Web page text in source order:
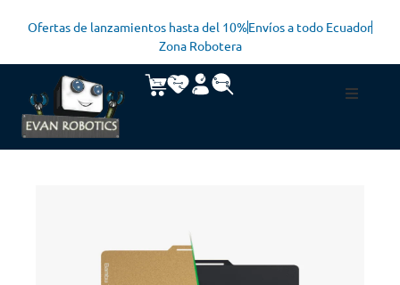
Ofertas de lanzamientos hasta del 10%Envíos a todo Ecuador
Zona Robotera